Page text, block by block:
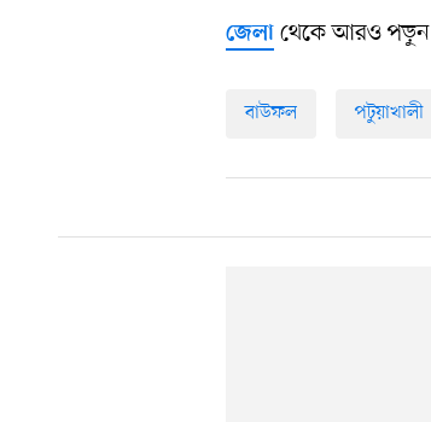
জেলা থেকে আরও পড়ুন
বাউফল পটুয়াখালী